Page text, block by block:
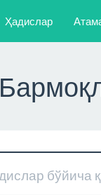
Ҳадислар